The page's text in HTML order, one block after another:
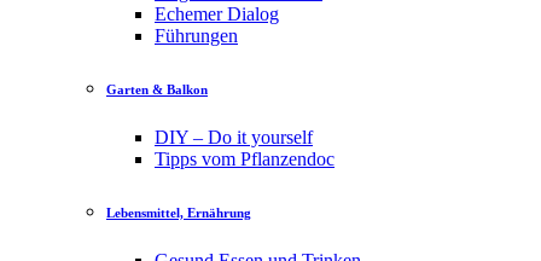
Echemer Dialog
Führungen
Garten & Balkon
DIY – Do it yourself
Tipps vom Pflanzendoc
Lebensmittel, Ernährung